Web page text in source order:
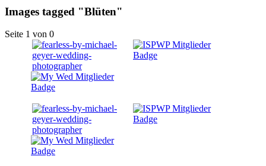
Images tagged "Blüten"
Seite 1 von 0